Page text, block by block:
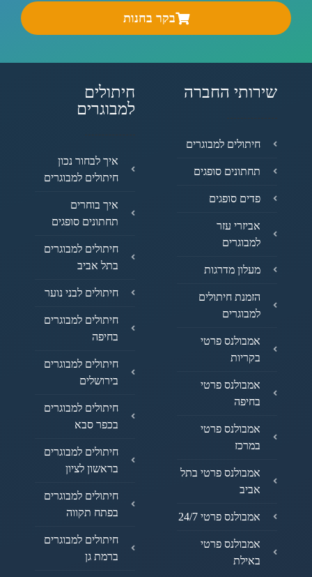
בקר בחנות
שירותי החברה
חיתולים למבוגרים
תחתונים סופגים
פדים סופגים
אביזרי עזר
למבוגרים
מעלון מדרגות
הזמנת חיתולים
למבוגרים
אמבולנס פרטי
בקריות
אמבולנס פרטי
בחיפה
אמבולנס פרטי
במרכז
אמבולנס פרטי בתל
אביב
אמבולנס פרטי 24/7
אמבולנס פרטי
באילת
חיתולים
למבוגרים
איך לבחור נכון
חיתולים למבוגרים
איך בוחרים
תחתונים סופגים
חיתולים למבוגרים
בתל אביב
חיתולים לבני נוער
חיתולים למבוגרים
בחיפה
חיתולים למבוגרים
בירושלים
חיתולים למבוגרים
בכפר סבא
חיתולים למבוגרים
בראשון לציון
חיתולים למבוגרים
בפתח תקווה
חיתולים למבוגרים
ברמת גן